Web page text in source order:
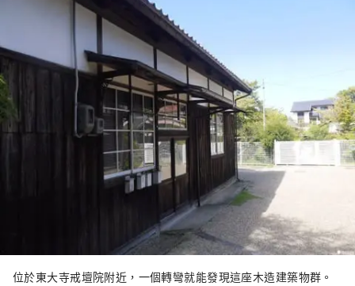
位於東大寺戒壇院附近，一個轉彎就能發現這座木造建築物群。